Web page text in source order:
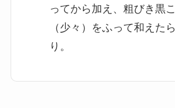
ってから加え、粗びき黒
（少々）をふって和えた
り。